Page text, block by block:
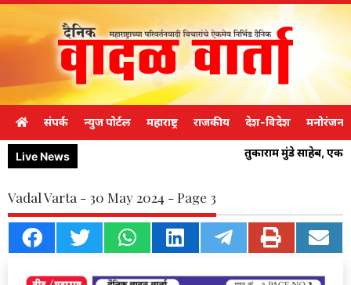
संपर्क न्युज पोर्टल महाराष्ट्र राजकीय देश-विदेश मनोरंजन
Live News तुकाराम मुंडे साहेब,
Vadal Varta - 30 May 2024 - Page 3